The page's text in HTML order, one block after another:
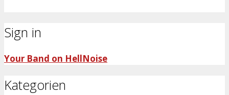
Sign in
Your Band on HellNoise
Kategorien